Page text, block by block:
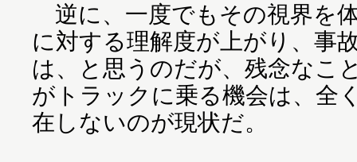
逆に、一度でもその視界を
に対する理解度が上がり、事
は、と思うのだが、残念なこ
がトラックに乗る機会は、全
在しないのが現状だ。